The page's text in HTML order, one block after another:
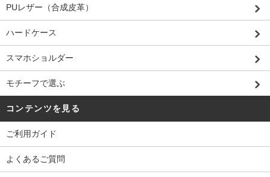
PUレザー（合成皮革）
ハードケース
スマホショルダー
モチーフで選ぶ
コンテンツを見る
ご利用ガイド
よくあるご質問